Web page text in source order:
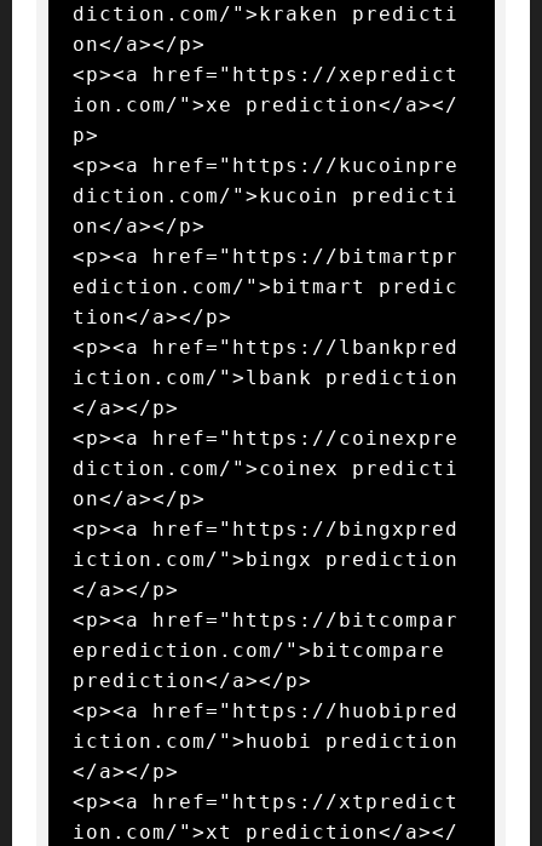
diction.com/">kraken predicti
on</a></p>
<p><a href="https://xepredict
ion.com/">xe prediction</a></
p>
<p><a href="https://kucoinpre
diction.com/">kucoin predicti
on</a></p>
<p><a href="https://bitmartpr
ediction.com/">bitmart predic
tion</a></p>
<p><a href="https://lbankpred
iction.com/">lbank prediction
</a></p>
<p><a href="https://coinexpre
diction.com/">coinex predicti
on</a></p>
<p><a href="https://bingxpred
iction.com/">bingx prediction
</a></p>
<p><a href="https://bitcompar
eprediction.com/">bitcompare
prediction</a></p>
<p><a href="https://huobipred
iction.com/">huobi prediction
</a></p>
<p><a href="https://xtpredict
ion.com/">xt prediction</a></